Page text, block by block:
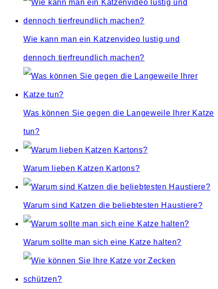
Wie kann man ein Katzenvideo lustig und
dennoch tierfreundlich machen?
Was können Sie gegen die Langeweile Ihrer Katze
tun?
Warum lieben Katzen Kartons?
Warum sind Katzen die beliebtesten Haustiere?
Warum sollte man sich eine Katze halten?